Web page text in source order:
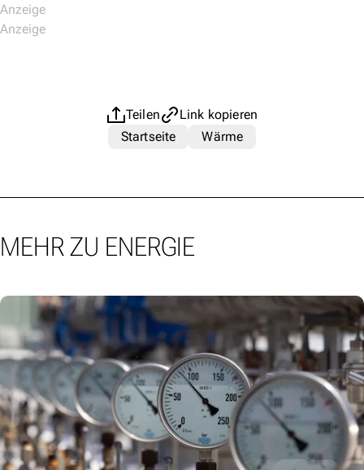
Teilen
Link kopieren
Startseite
Wärme
MEHR ZU ENERGIE